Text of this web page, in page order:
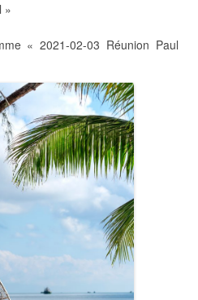
»
« 2021-02-03 Réunion Paul